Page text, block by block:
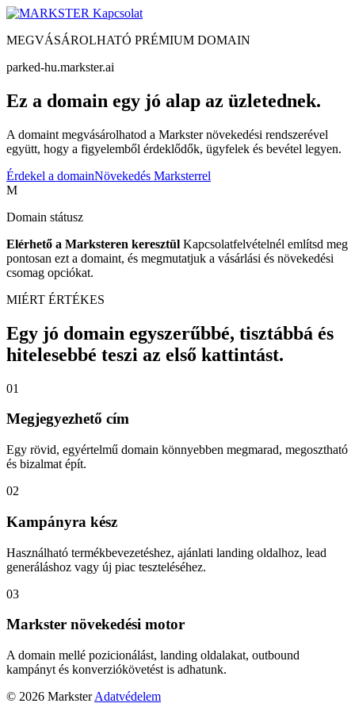
Kapcsolat
MEGVÁSÁROLHATÓ PRÉMIUM DOMAIN
parked-hu.markster.ai
Ez a domain egy jó alap az üzletednek.
A domaint megvásárolhatod a Markster növekedési rendszerével
együtt, hogy a figyelemből érdeklődők, ügyfelek és bevétel legyen.
Érdekel a domainNövekedés Marksterrel
M
Domain státusz
Elérhető a Marksteren keresztül Kapcsolatfelvételnél említsd meg
pontosan ezt a domaint, és megmutatjuk a vásárlási és növekedési
csomag opciókat.
MIÉRT ÉRTÉKES
Egy jó domain egyszerűbbé, tisztábbá és
hitelesebbé teszi az első kattintást.
01
Megjegyezhető cím
Egy rövid, egyértelmű domain könnyebben megmarad, megosztható
és bizalmat épít.
02
Kampányra kész
Használható termékbevezetéshez, ajánlati landing oldalhoz, lead
generáláshoz vagy új piac teszteléséhez.
03
Markster növekedési motor
A domain mellé pozicionálást, landing oldalakat, outbound
kampányt és konverziókövetést is adhatunk.
© 2026 Markster Adatvédelem